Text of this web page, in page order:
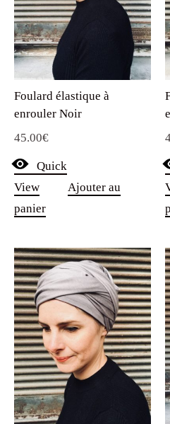
Foulard élastique à
enrouler Noir
45.00€
Quick
View
Ajouter au
panier